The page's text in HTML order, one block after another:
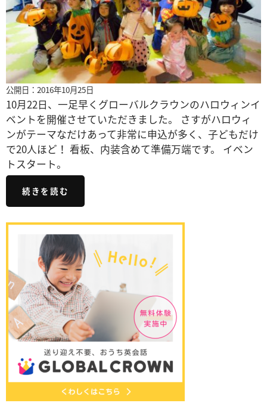
公開日：2016年10月25日
10月22日、一足早くグローバルクラウンのハロウィンイ
ベントを開催させていただきました。 さすがハロウィ
ンがテーマなだけあって非常に申込が多く、子どもだけ
で20人ほど！ 看板、内装含めて準備万端です。 イベン
トスタート。
続きを読む